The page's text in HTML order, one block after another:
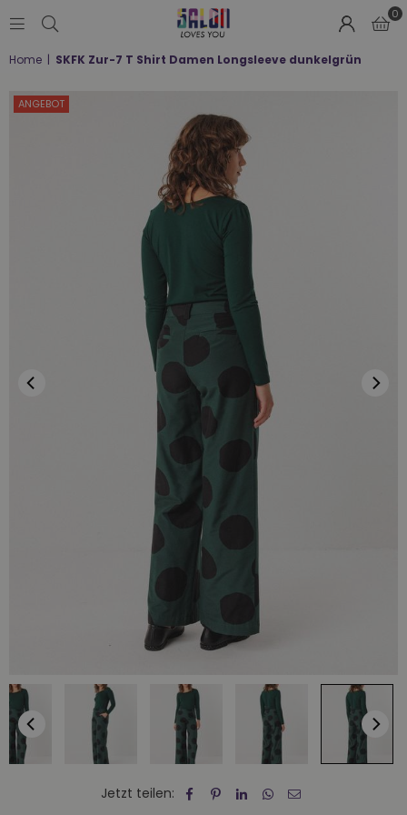
LOVES
0
Home | SKFK Zur-7 T Shirt Damen Longsleeve dunkelgrün
ANGEBOT
Jetzt teilen: